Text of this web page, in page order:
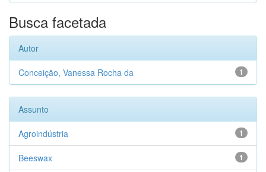
Busca facetada
Autor
1
Conceição, Vanessa Rocha da
Assunto
1
Agroindústria
1
Beeswax